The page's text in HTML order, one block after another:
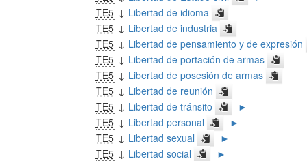
TE5 ↓ Libertad de idioma
TE5 ↓ Libertad de industria
TE5 ↓ Libertad de pensamiento y de expresión
TE5 ↓ Libertad de portación de armas
TE5 ↓ Libertad de posesión de armas
TE5 ↓ Libertad de reunión
TE5 ↓ Libertad de tránsito
►
TE5 ↓ Libertad personal
►
TE5 ↓ Libertad sexual
►
TE5 ↓ Libertad social
►